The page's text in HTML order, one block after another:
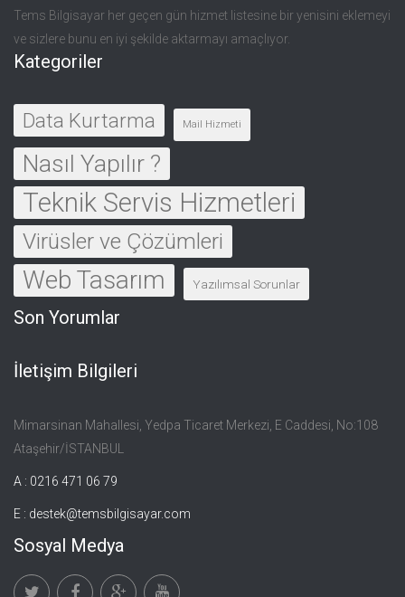
Tems Bilgisayar her geçen gün hizmet listesine bir yenisini eklemeyi
ve sizlere bunu en iyi şekilde aktarmayı amaçlıyor.
Kategoriler
Data Kurtarma Mail Hizmeti
Nasıl Yapılır ?
Teknik Servis Hizmetleri
Virüsler ve Çözümleri
Web Tasarım Yazılımsal Sorunlar
Son Yorumlar
İletişim Bilgileri
Mimarsinan Mahallesi, Yedpa Ticaret Merkezi, E Caddesi, No:108
Ataşehir/İSTANBUL
A : 0216 471 06 79
E : destek@temsbilgisayar.com
Sosyal Medya